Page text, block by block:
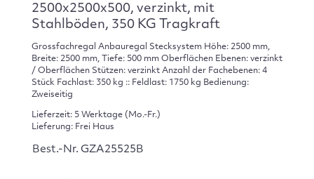
2500x2500x500, verzinkt, mit
Stahlböden, 350 KG Tragkraft
Grossfachregal Anbauregal Stecksystem Höhe: 2500 mm,
Breite: 2500 mm, Tiefe: 500 mm Oberflächen Ebenen: verzinkt
/ Oberflächen Stützen: verzinkt Anzahl der Fachebenen: 4
Stück Fachlast: 350 kg :: Feldlast: 1750 kg Bedienung:
Zweiseitig
Lieferzeit: 5 Werktage (Mo.-Fr.)
Lieferung: Frei Haus
Best.-Nr. GZA25525B